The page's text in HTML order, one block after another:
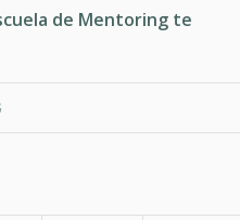
de Mentoring te